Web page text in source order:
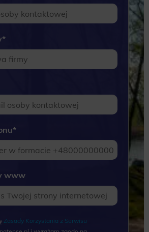
*
*
www
Zasady Korzystania z Serwisu